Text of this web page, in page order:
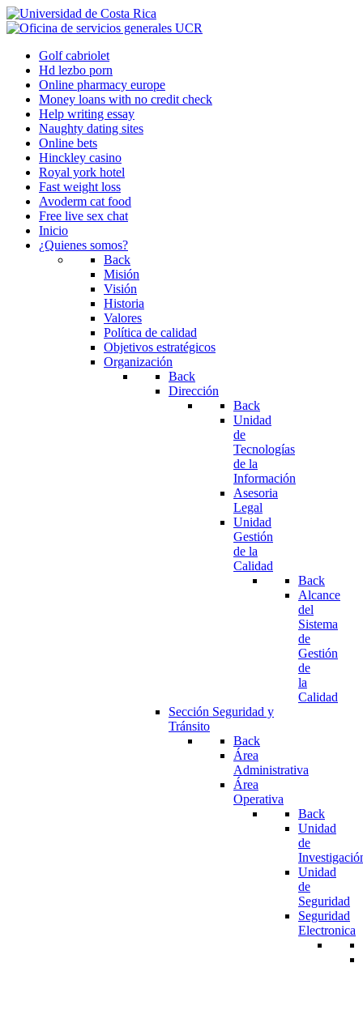
Golf cabriolet
Hd lezbo porn
Online pharmacy europe
Money loans with no credit check
Help writing essay
Naughty dating sites
Online bets
Hinckley casino
Royal york hotel
Fast weight loss
Avoderm cat food
Free live sex chat
Inicio
¿Quienes somos?
Back
Misión
Visión
Historia
Valores
Política de calidad
Objetivos estratégicos
Organización
Back
Dirección
Back
Unidad
de
Tecnologías
de la
Información
Asesoria
Legal
Unidad
Gestión
de la
Calidad
Back
Alcance
del
Sistema
de
Gestión
de
la
Calidad
Sección Seguridad y
Tránsito
Back
Área
Administrativa
Área
Operativa
Back
Unidad
de
Unidad
de
Seguridad
Seguridad
Electronica